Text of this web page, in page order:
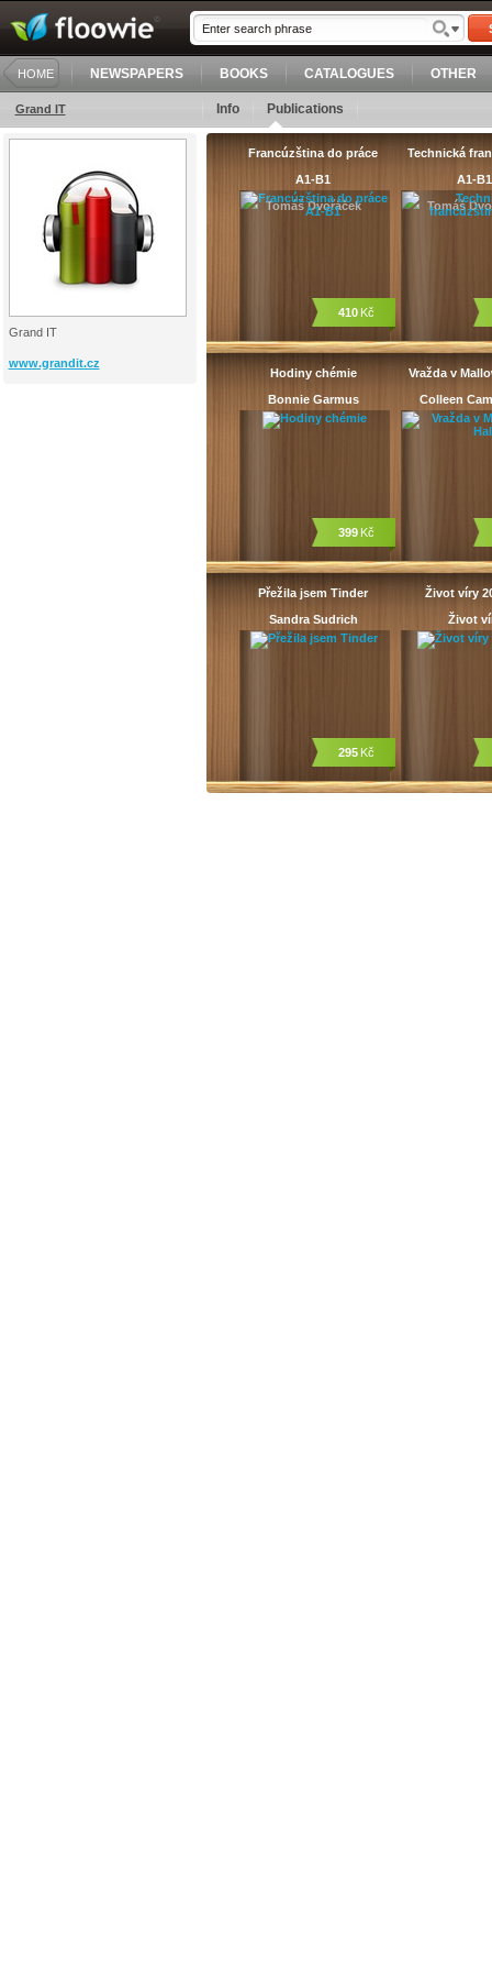
HOME NEWSPAPERS BOOKS CATALOGUES OTHER
Grand IT Info Publications
Grand IT
www.grandit.cz
Francúzština do práce
A1-B1
Tomáš Dvořáček
410 Kč
Technická
A1-B1
Tomáš
Hodiny chémie
Bonnie Garmus
399 Kč
Vražda v
Colleen
Přežila jsem Tinder
Sandra Sudrich
295 Kč
Život víry
Život